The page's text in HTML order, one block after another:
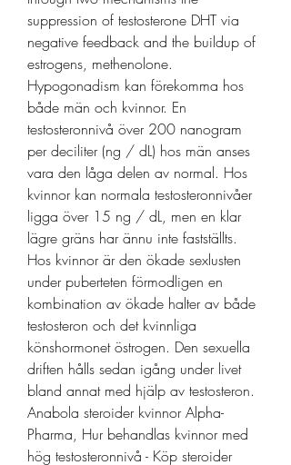
suppression of testosterone DHT via
negative feedback and the buildup of
estrogens, methenolone.
Hypogonadism kan förekomma hos
både män och kvinnor. En
testosteronnivå över 200 nanogram
per deciliter (ng / dL) hos män anses
vara den låga delen av normal. Hos
kvinnor kan normala testosteronnivåer
ligga över 15 ng / dL, men en klar
lägre gräns har ännu inte fastställts.
Hos kvinnor är den ökade sexlusten
under puberteten förmodligen en
kombination av ökade halter av både
testosteron och det kvinnliga
könshormonet östrogen. Den sexuella
driften hålls sedan igång under livet
bland annat med hjälp av testosteron.
Anabola steroider kvinnor Alpha-
Pharma, Hur behandlas kvinnor med
hög testosteronnivå - Köp steroider